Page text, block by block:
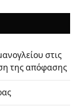
στις
της απόφασης